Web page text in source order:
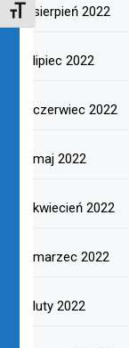
TOGGLE FONT SIZE
sierpień 2022
lipiec 2022
czerwiec 2022
maj 2022
kwiecień 2022
marzec 2022
luty 2022